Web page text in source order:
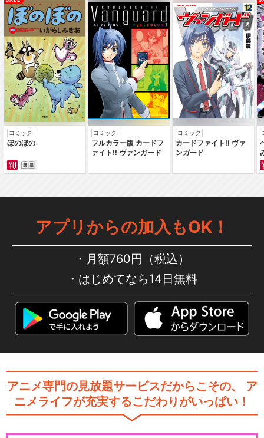
ポケットモンスター ベストウ
イッシュ
ポケットモンスターXY
ーン
ポケットモンスター 遥かなる
青い空
ポケットモンスター（2023）
ポケモンアニメ「放課後のブ
レス」
コミック
ぼのぼの
コミック
フルカラー版 カードフ
ァイト‼ ヴァンガード
コミック
カードファイト‼ ヴァ
ンガード
アプリからの加入もOK！
月額760円（税込）
はじめてなら14日無料
アニメ専門の見放題サービスだからこその、
ア
ニメライフが充実するこだわりがいっぱい！